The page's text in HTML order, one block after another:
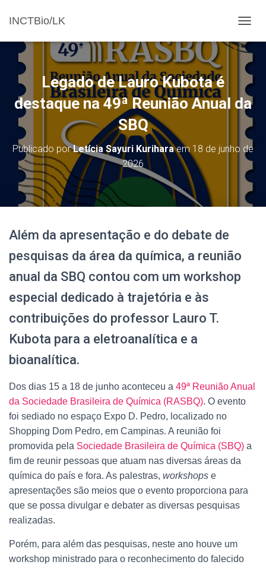
INCTBio/LK
Legado de Lauro Kubota é
destaque na 49ª Reunião Anual da
SBQ
Publicado porLetícia Sayuri Kuriharaem 18 de junho de
2026
Além da apresentação e do debate de
pesquisas da área da química, a reunião
anual da SBQ contou com um workshop
especial dedicado à trajetória e às
contribuições do professor Lauro T.
Kubota para a eletroanalítica e a
bioanalítica.
Dos dias 15 a 18 de junho aconteceu a 49ª Reunião Anual
da Sociedade Brasileira de Química (RASBQ). O evento
foi sediado no espaço Expo D. Pedro, localizado no
Shopping Dom Pedro, em Campinas. A reunião foi
promovida pela Sociedade Brasileira de Química (SBQ) a
fim de reunir pessoas que atuam nas diversas áreas da
química do país e fora. As palestras, workshops e
apresentações são meios que o evento proporciona para
que se possa divulgar e debater as diversas pesquisas
realizadas.
Porém, para além das pesquisas, neste ano houve um
workshop ministrado para o reconhecimento do falecido